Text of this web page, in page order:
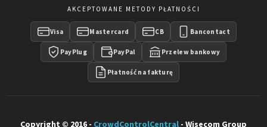
AKCEPTOWANE METODY PŁATNOŚCI
Visa Mastercard CB Bancontact
PayPlug PayPal Przelew bankowy
Płatność na fakturę
Copyright © 2016 - CrowdControlCentral - Wisecom Group